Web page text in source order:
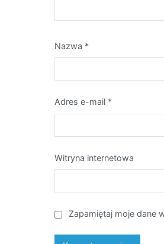
Nazwa *
Adres e-mail *
Witryna internetowa
Zapamiętaj moje dane